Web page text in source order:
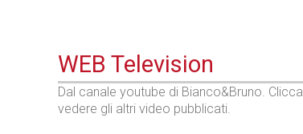
WEB Television
Dal canale youtube di Bianco&Bruno. Clicca
vedere gli altri video pubblicati.